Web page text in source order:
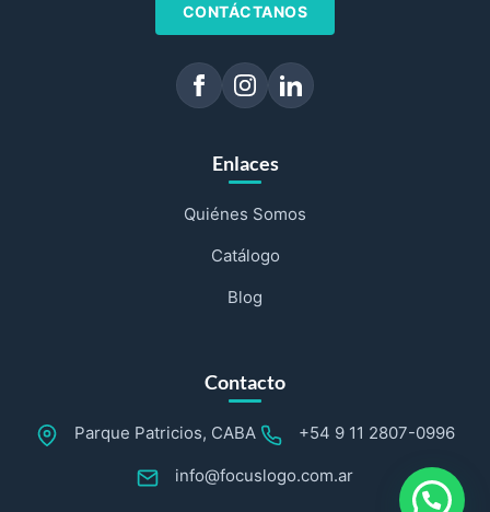
CONTÁCTANOS
Enlaces
Quiénes Somos
Catálogo
Blog
Contacto
Parque Patricios, CABA +54 9 11 2807-0996
info@focuslogo.com.ar